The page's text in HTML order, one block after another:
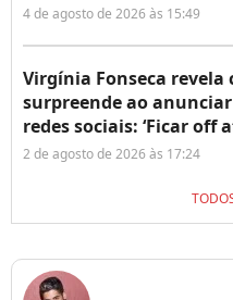
4 de agosto de 2026 às 15:49
Virgínia Fonseca
surpreende ao
redes sociais: ‘Ficar off
2 de agosto de 2026 às 17:24